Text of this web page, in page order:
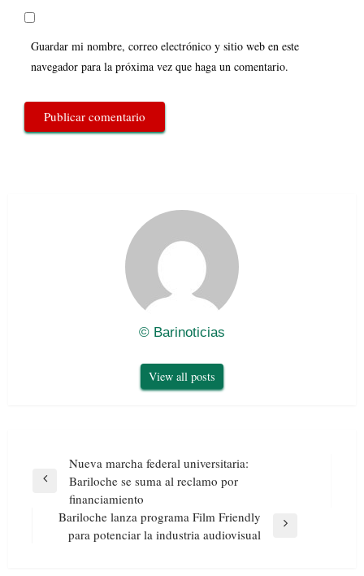
Guardar mi nombre, correo electrónico y sitio web en este
navegador para la próxima vez que haga un comentario.
© Barinoticias
View all posts
Navegación
de
entradas
Previous
Nueva marcha federal universitaria:
Bariloche se suma al reclamo por
financiamiento
Next
Bariloche lanza programa Film Friendly
para potenciar la industria audiovisual